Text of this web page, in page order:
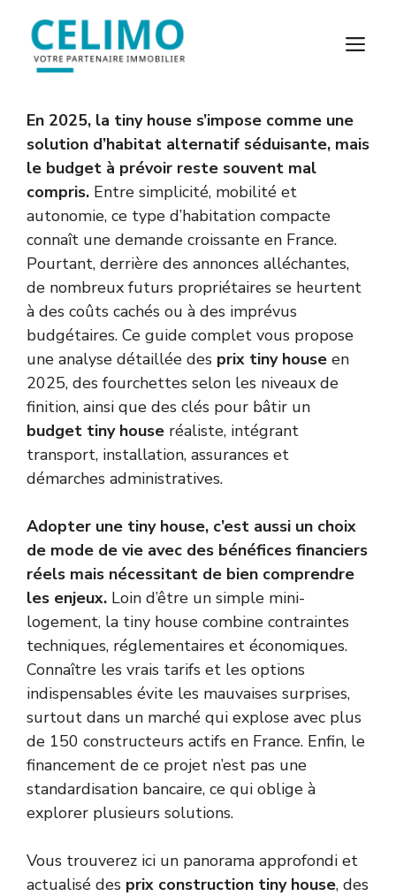
contenu
En 2025, la tiny house s’impose comme une
solution d’habitat alternatif séduisante, mais
le budget à prévoir reste souvent mal
compris. Entre simplicité, mobilité et
autonomie, ce type d’habitation compacte
connaît une demande croissante en France.
Pourtant, derrière des annonces alléchantes,
de nombreux futurs propriétaires se heurtent
à des coûts cachés ou à des imprévus
budgétaires. Ce guide complet vous propose
une analyse détaillée des prix tiny house en
2025, des fourchettes selon les niveaux de
finition, ainsi que des clés pour bâtir un
budget tiny house réaliste, intégrant
transport, installation, assurances et
démarches administratives.
Adopter une tiny house, c’est aussi un choix
de mode de vie avec des bénéfices financiers
réels mais nécessitant de bien comprendre
les enjeux. Loin d’être un simple mini-
logement, la tiny house combine contraintes
techniques, réglementaires et économiques.
Connaître les vrais tarifs et les options
indispensables évite les mauvaises surprises,
surtout dans un marché qui explose avec plus
de 150 constructeurs actifs en France. Enfin, le
financement de ce projet n’est pas une
standardisation bancaire, ce qui oblige à
explorer plusieurs solutions.
Vous trouverez ici un panorama approfondi et
actualisé des prix construction tiny house, des